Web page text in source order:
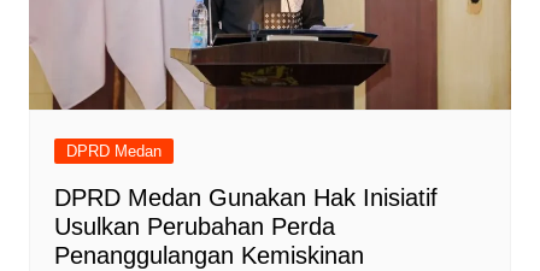
DPRD Medan
DPRD Medan Gunakan Hak Inisiatif
Usulkan Perubahan Perda
Penanggulangan Kemiskinan